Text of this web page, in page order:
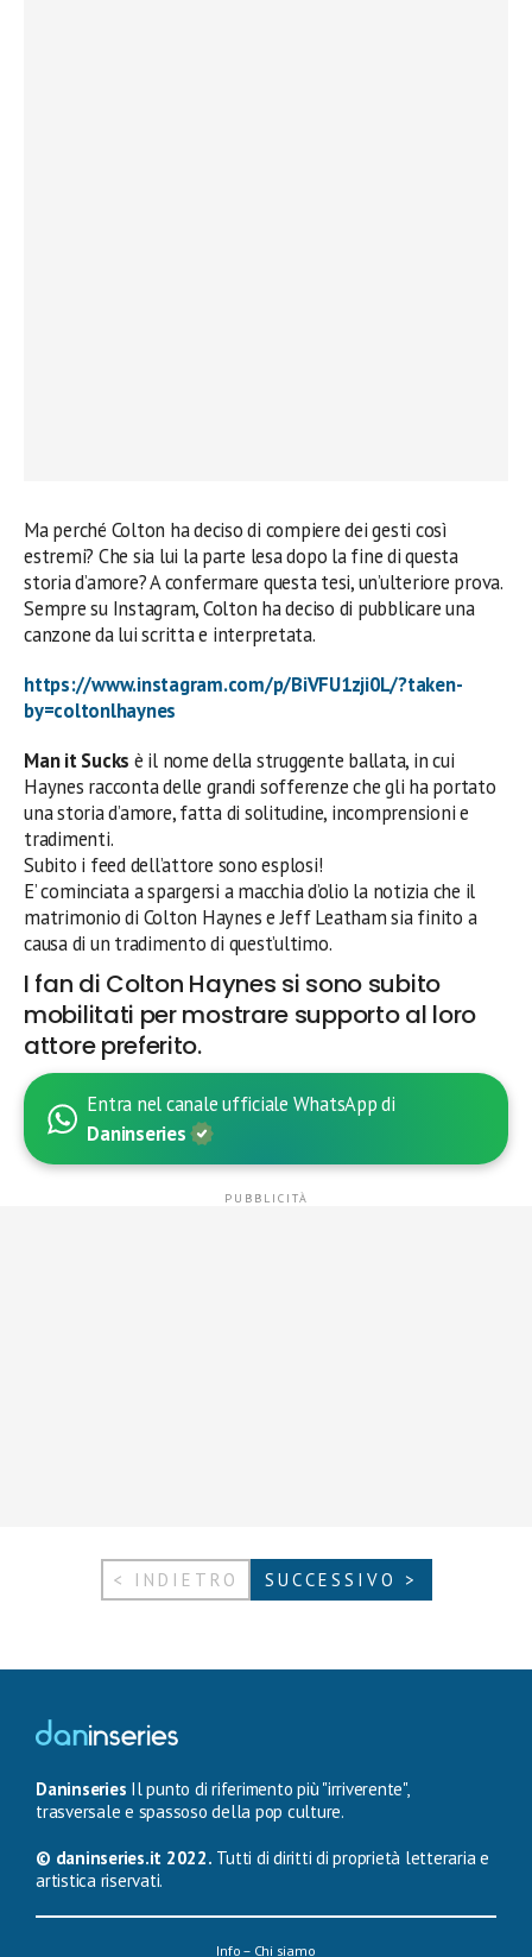
Ma perché Colton ha deciso di compiere dei gesti così
estremi? Che sia lui la parte lesa dopo la fine di questa
storia d’amore? A confermare questa tesi, un’ulteriore prova.
Sempre su Instagram, Colton ha deciso di pubblicare una
canzone da lui scritta e interpretata.
https://www.instagram.com/p/BiVFU1zji0L/?taken-
by=coltonlhaynes
Man it Sucks è il nome della struggente ballata, in cui
Haynes racconta delle grandi sofferenze che gli ha portato
una storia d’amore, fatta di solitudine, incomprensioni e
tradimenti.
Subito i feed dell’attore sono esplosi!
E’ cominciata a spargersi a macchia d’olio la notizia che il
matrimonio di Colton Haynes e Jeff Leatham sia finito a
causa di un tradimento di quest’ultimo.
I fan di Colton Haynes si sono subito
mobilitati per mostrare supporto al loro
attore preferito.
Entra nel canale ufficiale WhatsApp di
Daninseries
< INDIETRO SUCCESSIVO >
Daninseries Il punto di riferimento più "irriverente",
trasversale e spassoso della pop culture.
© daninseries.it 2022. Tutti di diritti di proprietà letteraria e
artistica riservati.
Info – Chi siamo